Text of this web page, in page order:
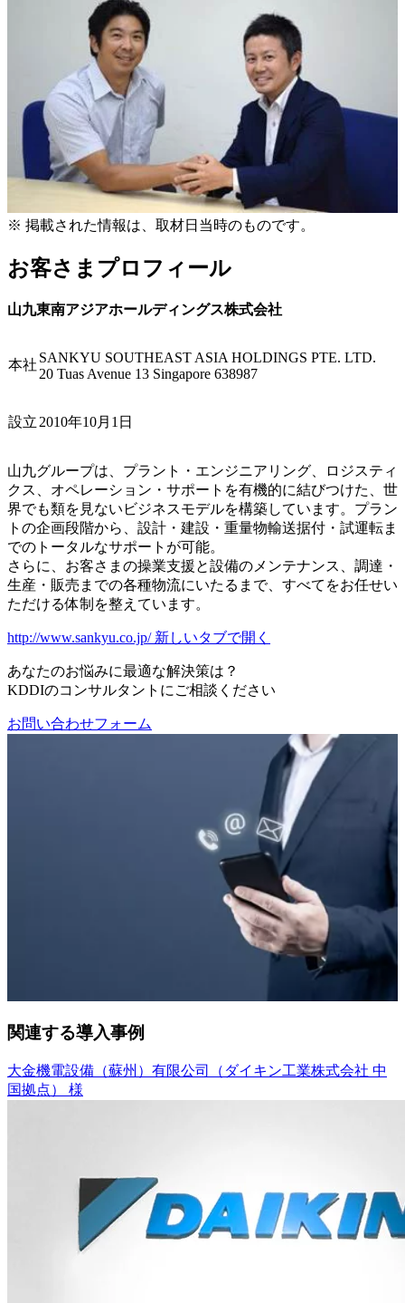
※ 掲載された情報は、取材日当時のものです。
お客さまプロフィール
山九東南アジアホールディングス株式会社
本社 SANKYU SOUTHEAST ASIA HOLDINGS PTE. LTD.
20 Tuas Avenue 13 Singapore 638987
設立 2010年10月1日
山九グループは、プラント・エンジニアリング、ロジスティ
クス、オペレーション・サポートを有機的に結びつけた、世
界でも類を見ないビジネスモデルを構築しています。プラン
トの企画段階から、設計・建設・重量物輸送据付・試運転ま
でのトータルなサポートが可能。
さらに、お客さまの操業支援と設備のメンテナンス、調達・
生産・販売までの各種物流にいたるまで、すべてをお任せい
ただける体制を整えています。
http://www.sankyu.co.jp/ 新しいタブで開く
あなたのお悩みに最適な解決策は？
KDDIのコンサルタントにご相談ください
お問い合わせフォーム
関連する導入事例
大金機電設備（蘇州）有限公司（ダイキン工業株式会社 中
国拠点） 様